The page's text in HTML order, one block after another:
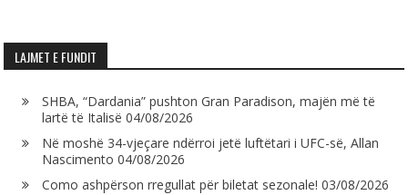
LAJMET E FUNDIT
SHBA, “Dardania” pushton Gran Paradison, majën më të
lartë të Italisë 04/08/2026
Në moshë 34-vjeçare ndërroi jetë luftëtari i UFC-së, Allan
Nascimento 04/08/2026
Como ashpërson rregullat për biletat sezonale! 03/08/2026